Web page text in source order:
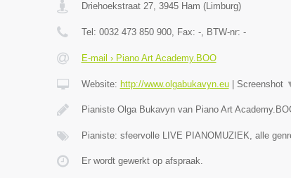
Driehoekstraat 27, 3945 Ham (Limburg)
Tel: 0032 473 850 900, Fax: -, BTW-nr: -
E-mail › Piano Art Academy.BOO
Website: http://www.olgabukavyn.eu| Screenshot
Pianiste Olga Bukavyn van Piano Art
Pianiste: sfeervolle LIVE PIANOMUZIEK, alle
Er wordt gewerkt op afspraak.